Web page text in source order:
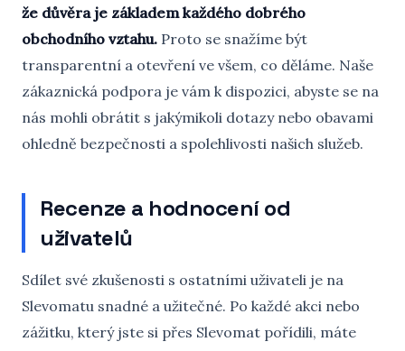
že důvěra je základem každého dobrého
obchodního vztahu. Proto se snažíme být
transparentní a otevření ve všem, co děláme. Naše
zákaznická podpora je vám k dispozici, abyste se na
nás mohli obrátit s jakýmikoli dotazy nebo obavami
ohledně bezpečnosti a spolehlivosti našich služeb.
Recenze a hodnocení od
uživatelů
Sdílet své zkušenosti s ostatními uživateli je na
Slevomatu snadné a užitečné. Po každé akci nebo
zážitku, který jste si přes Slevomat pořídili, máte